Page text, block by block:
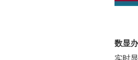
数显
实时